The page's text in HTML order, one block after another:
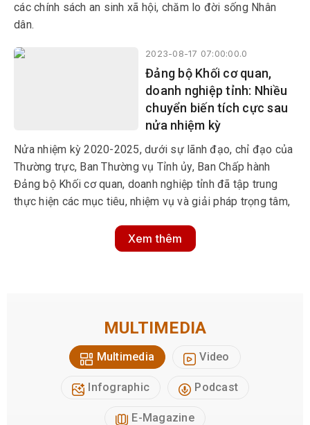
các chính sách an sinh xã hội, chăm lo đời sống Nhân
dân.
2023-08-17 07:00:00.0
Đảng bộ Khối cơ quan,
doanh nghiệp tỉnh: Nhiều
chuyển biến tích cực sau
nửa nhiệm kỳ
Nửa nhiệm kỳ 2020-2025, dưới sự lãnh đạo, chỉ đạo của
Thường trực, Ban Thường vụ Tỉnh ủy, Ban Chấp hành
Đảng bộ Khối cơ quan, doanh nghiệp tỉnh đã tập trung
thực hiện các mục tiêu, nhiệm vụ và giải pháp trọng tâm,
Xem thêm
MULTIMEDIA
Multimedia Video
Infographic Podcast
E-Magazine